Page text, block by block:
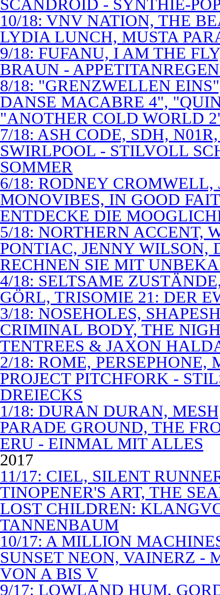
SCANDROID - SYNTHIE-
10/18: VNV NATION, THE
LYDIA LUNCH, MUSTA
9/18: FUFANU, I AM THE
BRAUN -
8/18: "GRENZWELLEN
DANSE MACABRE 4",
"ANOTHER COLD WORLD
7/18: ASH CODE, SDH,
SWIRLPOOL - STILVOLL
SOMMER
6/18: RODNEY
MONOVIBES, IN GOOD
ENTDECKE DIE
5/18: NORTHERN ACCENT,
PONTIAC, JENNY WILSON,
RECHNEN SIE MIT
4/18: SELTSAME
GÖRL, TRISOMIE 21: DER
3/18: NOSEHOLES,
CRIMINAL BODY, THE
TENTREES & JAXON
2/18: ROME,
PROJECT PITCHFORK -
DREIECKS
1/18: DURAN DURAN,
PARADE GROUND, THE
ERU - EINMAL MIT ALLES
2017
11/17: CIEL, SILENT
TINOPENER'S ART, THE
LOST CHILDREN:
TANNENBAUM
10/17: A MILLION
SUNSET NEON, VAINERZ -
VON A BIS V
9/17: LOWLAND HUM,